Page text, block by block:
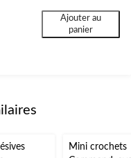
Ajouter au
panier
Mini crochets